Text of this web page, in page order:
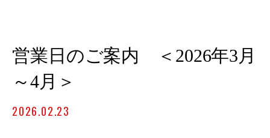
営業日のご案内 ＜2026年3月
～4月＞
2026.02.23